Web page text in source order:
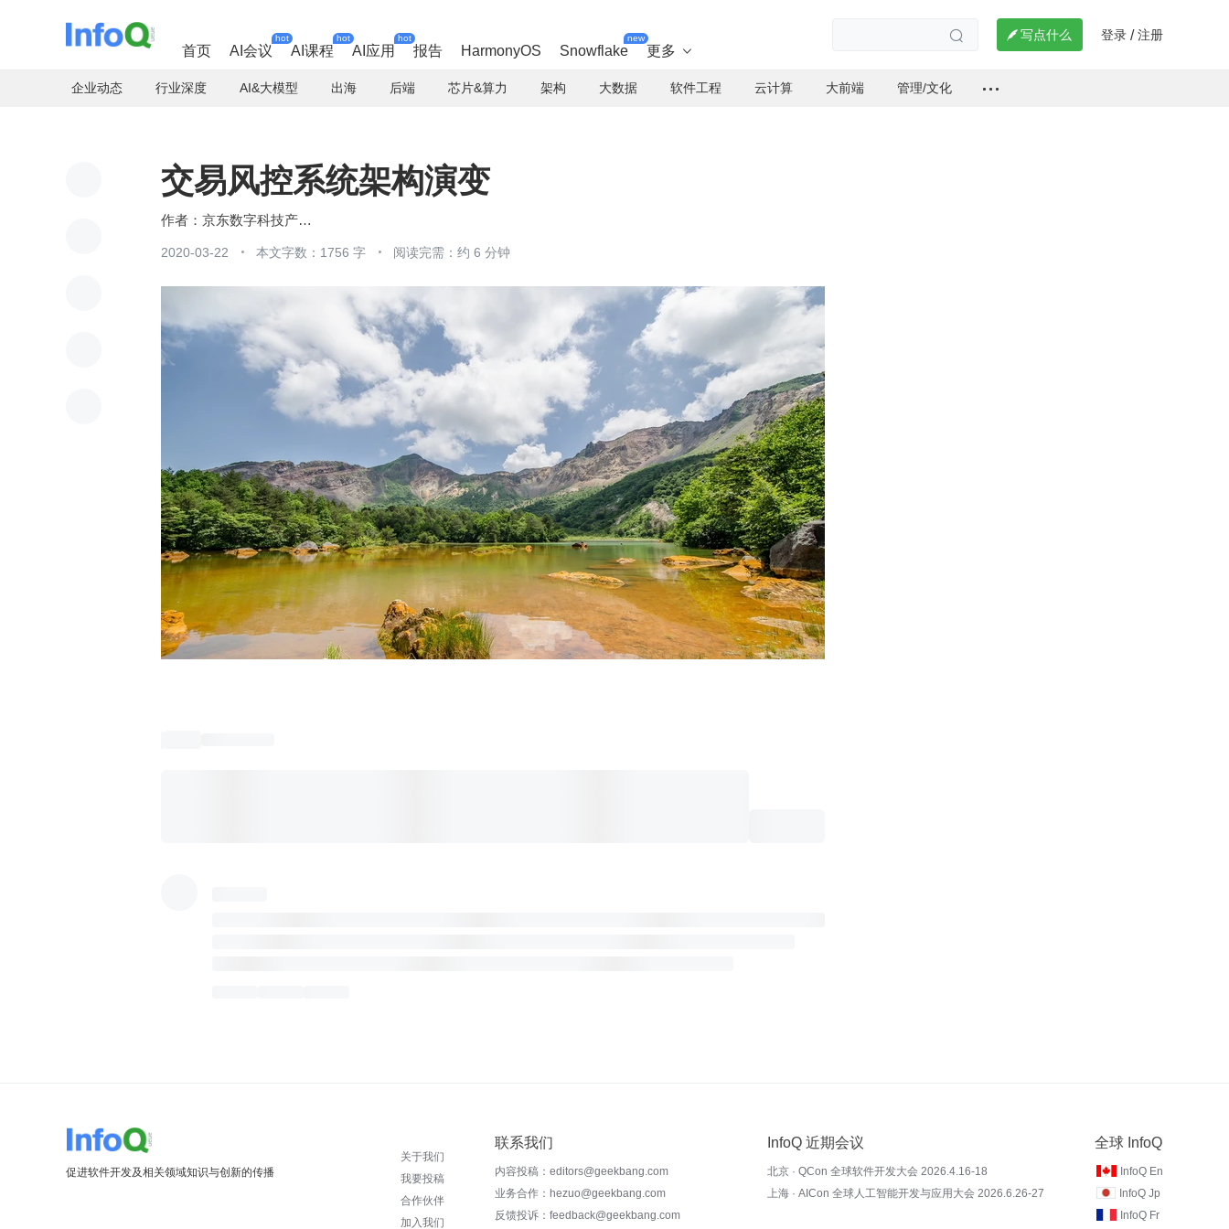
首页 AI会议
hot
AI课程
hot
AI应用
hot
报告 HarmonyOS Snowflake
new
更多 
  写点什么 登录 / 注册
企业动态 行业深度 AI&大模型 出海 后端 芯片&算力 架构 大数据 软件工程 云计算 大前端 管理/文化
交易风控系统架构演变
京东数字科技产业AI中心
2020-03-22 本文字数：1756 字 阅读完需：约 6 分钟
促进软件开发及相关领域知识与创新的传播
关于我们
我要投稿
合作伙伴
加入我们
联系我们
内容投稿：editors@geekbang.com
业务合作：hezuo@geekbang.com
反馈投诉：feedback@geekbang.com
InfoQ 近期会议
北京 · QCon 全球软件开发大会 2026.4.16-18
上海 · AICon 全球人工智能开发与应用大会 2026.6.26-27
全球 InfoQ
InfoQ En
InfoQ Jp
InfoQ Fr